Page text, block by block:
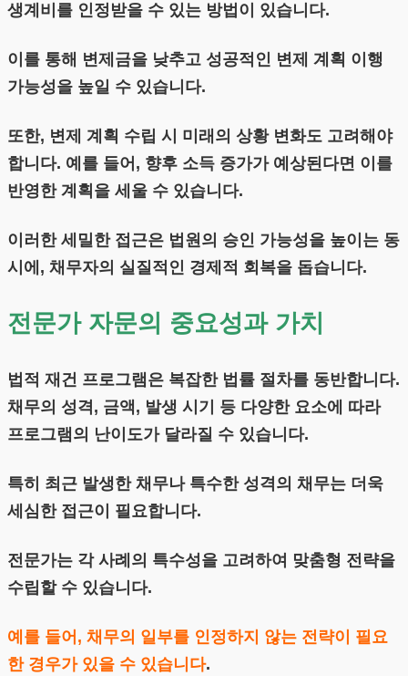
생계비를 인정받을 수 있는 방법이 있습니다.
이를 통해 변제금을 낮추고 성공적인 변제 계획 이행
가능성을 높일 수 있습니다.
또한, 변제 계획 수립 시 미래의 상황 변화도 고려해야
합니다. 예를 들어, 향후 소득 증가가 예상된다면 이를
반영한 계획을 세울 수 있습니다.
이러한 세밀한 접근은 법원의 승인 가능성을 높이는 동
시에, 채무자의 실질적인 경제적 회복을 돕습니다.
전문가 자문의 중요성과 가치
법적 재건 프로그램은 복잡한 법률 절차를 동반합니다.
채무의 성격, 금액, 발생 시기 등 다양한 요소에 따라
프로그램의 난이도가 달라질 수 있습니다.
특히 최근 발생한 채무나 특수한 성격의 채무는 더욱
세심한 접근이 필요합니다.
전문가는 각 사례의 특수성을 고려하여 맞춤형 전략을
수립할 수 있습니다.
예를 들어, 채무의 일부를 인정하지 않는 전략이 필요
한 경우가 있을 수 있습니다.